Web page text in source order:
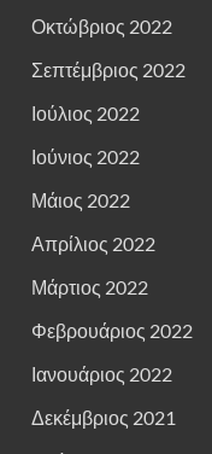
Οκτώβριος 2022
Σεπτέμβριος 2022
Ιούλιος 2022
Ιούνιος 2022
Μάιος 2022
Απρίλιος 2022
Μάρτιος 2022
Φεβρουάριος 2022
Ιανουάριος 2022
Δεκέμβριος 2021